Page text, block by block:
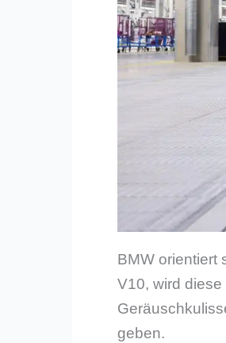
BMW orientiert
V10, wird
geben.